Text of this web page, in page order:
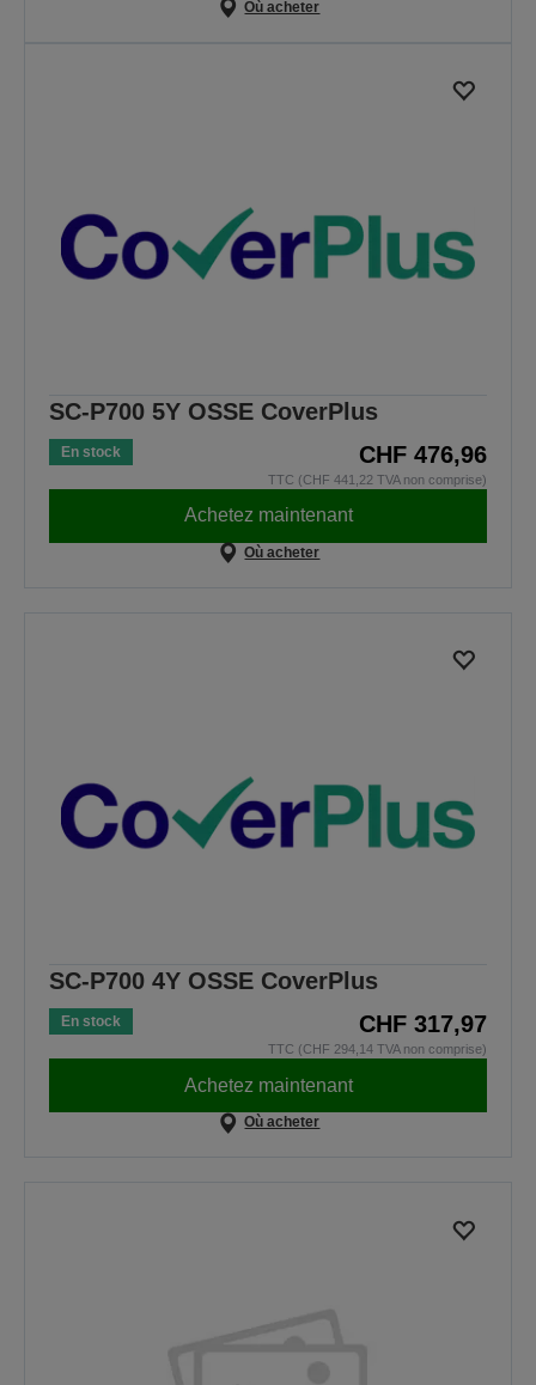
Où acheter
SC-P700 5Y OSSE CoverPlus
En stock CHF 476,96
TTC (CHF 441,22 TVA non comprise)
Achetez maintenant
Où acheter
SC-P700 4Y OSSE CoverPlus
En stock CHF 317,97
TTC (CHF 294,14 TVA non comprise)
Achetez maintenant
Où acheter